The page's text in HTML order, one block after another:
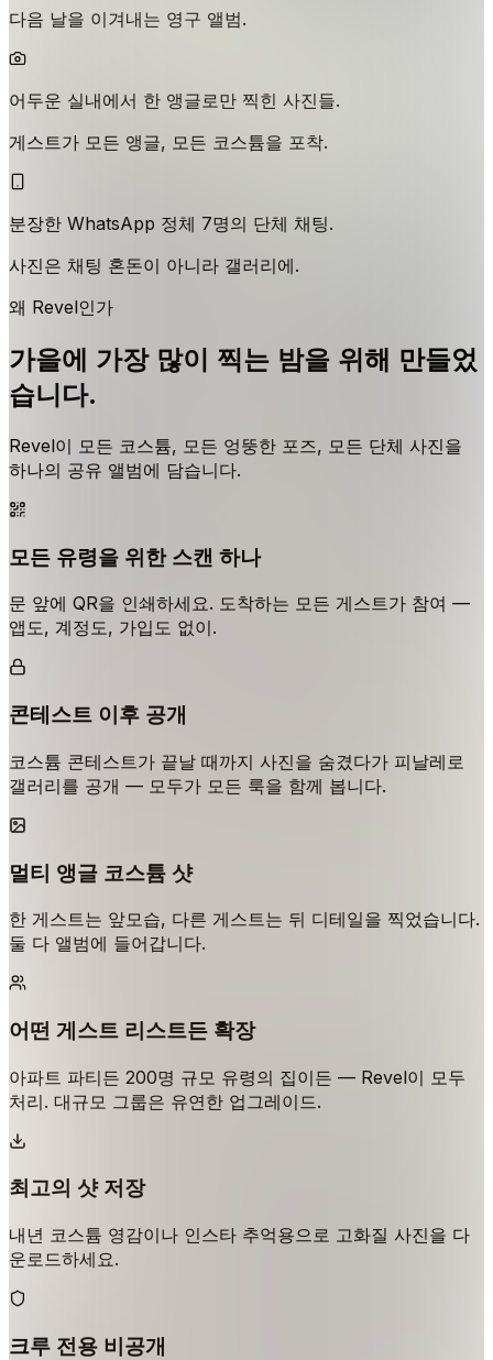
다음 날을 이겨내는 영구 앨범.
어두운 실내에서 한 앵글로만 찍힌 사진들.
게스트가 모든 앵글, 모든 코스튬을 포착.
분장한 WhatsApp 정체 7명의 단체 채팅.
사진은 채팅 혼돈이 아니라 갤러리에.
왜 Revel인가
가을에 가장 많이 찍는 밤을 위해 만들었
습니다.
Revel이 모든 코스튬, 모든 엉뚱한 포즈, 모든 단체 사진을
하나의 공유 앨범에 담습니다.
모든 유령을 위한 스캔 하나
문 앞에 QR을 인쇄하세요. 도착하는 모든 게스트가 참여 —
앱도, 계정도, 가입도 없이.
콘테스트 이후 공개
코스튬 콘테스트가 끝날 때까지 사진을 숨겼다가 피날레로
갤러리를 공개 — 모두가 모든 룩을 함께 봅니다.
멀티 앵글 코스튬 샷
한 게스트는 앞모습, 다른 게스트는 뒤 디테일을 찍었습니다.
둘 다 앨범에 들어갑니다.
어떤 게스트 리스트든 확장
아파트 파티든 200명 규모 유령의 집이든 — Revel이 모두
처리. 대규모 그룹은 유연한 업그레이드.
최고의 샷 저장
내년 코스튬 영감이나 인스타 추억용으로 고화질 사진을 다
운로드하세요.
크루 전용 비공개